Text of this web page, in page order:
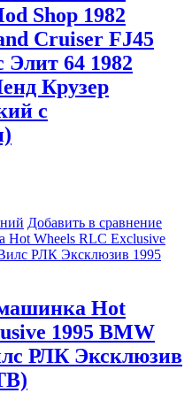
Shop 1982
Cruiser FJ45
64 1982
Крузер
с
Добавить в сравнение
Hot
1995 BMW
РЛК Эксклюзив